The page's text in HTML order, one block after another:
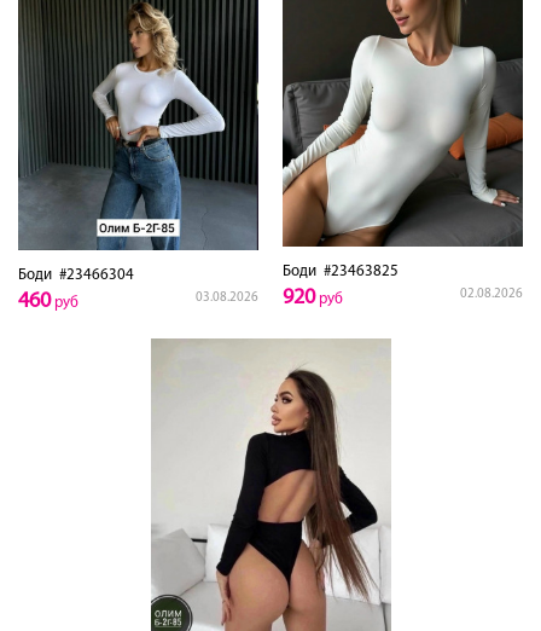
Боди #23466304
03.08.2026
460руб
Боди #23463825
02.08.2026
920руб